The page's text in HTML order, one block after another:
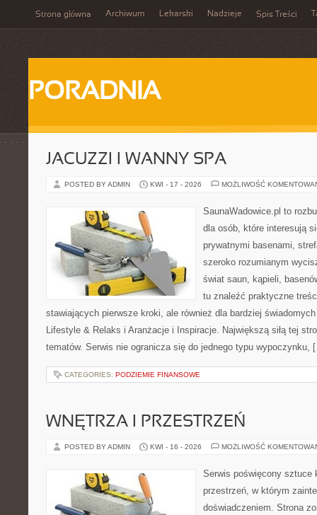
Strona główna Archiwum Lekarski Nadzieje Spis Treści
PORADNIA
JACUZZI I WANNY SPA
POSTED BY ADMIN KWI - 17 - 2026 MOŻLIWOŚĆ
SaunaWadowice.pl to
dla osób, które interesują
prywatnymi basenami,
szeroko rozumianym
świat saun, kąpieli,
tu znaleźć praktyczne
stawiających pierwsze kroki, ale również dla bardziej
Lifestyle & Relaks i Aranżacje i Inspiracje. Największą siłą tej
tematów. Serwis nie ogranicza się do jednego typu wypoczynku,
CATEGORIES: PODZIEMIE FINANSOWE
WNĘTRZA I PRZESTRZEŃ
POSTED BY ADMIN KWI - 16 - 2026 MOŻLIWOŚĆ
Serwis poświęcony sztuce
przestrzeń, w którym
doświadczeniem. Strona